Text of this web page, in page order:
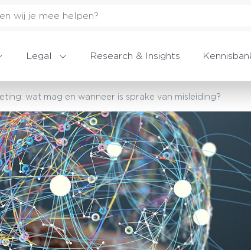
Legal Research & Insights
wat mag en wanneer is sprake van misleiding?